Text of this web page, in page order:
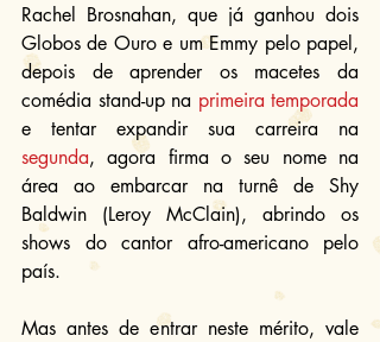
Rachel Brosnahan, que já ganhou dois
Globos de Ouro e um Emmy pelo papel,
depois de aprender os macetes da
comédia stand-up na primeira temporada
segunda, agora firma o seu nome na
área ao embarcar na turnê de Shy
Baldwin (Leroy McClain), abrindo os
shows do cantor afro-americano pelo
país.
Mas antes de entrar neste mérito, vale